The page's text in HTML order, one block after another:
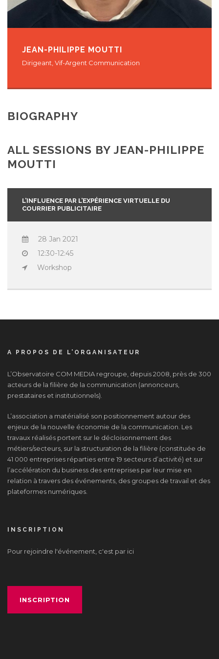
JEAN-PHILIPPE MOUTTI
Dirigeant, Vif-Argent Communication
BIOGRAPHY
ALL SESSIONS BY JEAN-PHILIPPE
MOUTTI
L’INFLUENCE PAR L’EXPÉRIENCE VIRTUELLE DU
COURRIER PUBLICITAIRE
28 Jan 2021
12:30-12:45
Workshop
A PROPOS DE L’ORGANISATEUR
L’Observatoire COM MEDIA regroupe, depuis 2008, près de 300
acteurs de la filière de la communication (annonceurs,
prestataires et institutionnels).
L’association a matérialisé son positionnement autour des
enjeux de la nouvelle économie de la communication. Les
travaux réalisés portent sur le décloisonnement des
métiers/secteurs, sur la structuration de la filière (constituée de
41 000 entreprises réparties entre 19 secteurs d’activité) et sur
l’accélération du business des entreprises par leur mise en
relation à travers des événements, des groupes de travail et des
plateformes numériques.
INSCRIPTION
Pour rejoindre l'événement, c'est par ici
INSCRIPTION